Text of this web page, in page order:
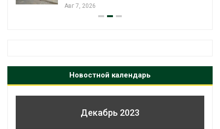
Авг 7, 2026
Новостной календарь
Декабрь 2023